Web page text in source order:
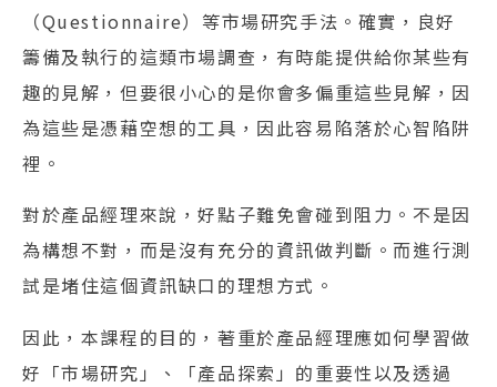
（Questionnaire）等市場研究手法。確實，良好
籌備及執行的這類市場調查，有時能提供給你某些有
趣的見解，但要很小心的是你會多偏重這些見解，因
為這些是憑藉空想的工具，因此容易陷落於心智陷阱
裡。
對於產品經理來說，好點子難免會碰到阻力。不是因
為構想不對，而是沒有充分的資訊做判斷。而進行測
試是堵住這個資訊缺口的理想方式。
因此，本課程的目的，著重於產品經理應如何學習做
好「市場研究」、「產品探索」的重要性以及透過